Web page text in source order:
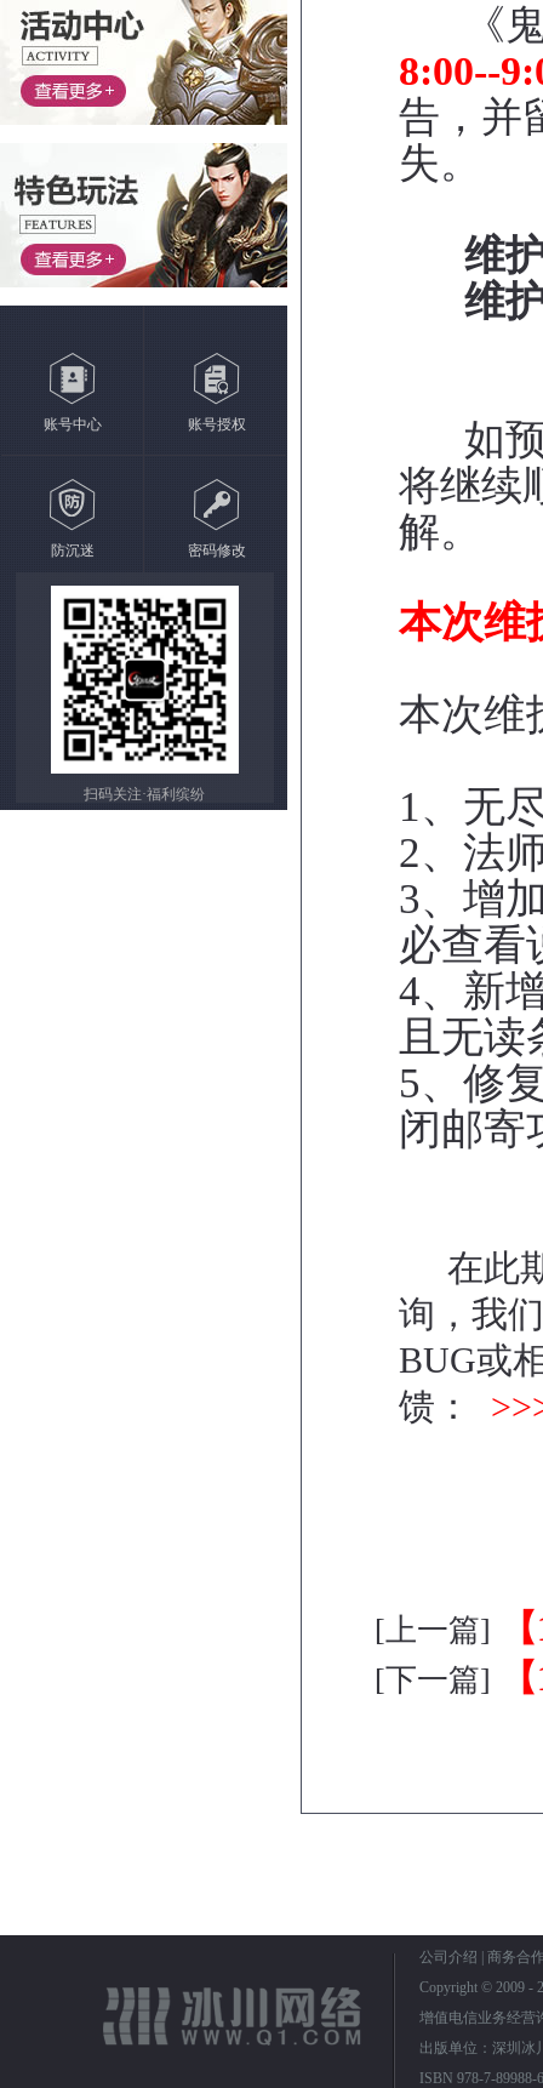
账号中心 账号授权
防沉迷 密码修改
扫码关注·福利缤纷
《鬼
8:00--
告，并
失。
维
维
如
将继续
解。
本次维
本次维
1、无
2、法
3、增
必查看
4、新
且无读
5、修
闭邮寄
在此期
询，我
BUG或
馈：
[上一篇]
[下一篇]
公司介绍
商务合
Copyright © 2009 -
增值电信业务经营
出版单位：深圳冰
ISBN 978-7-